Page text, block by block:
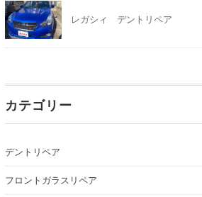
レガシィ デントリペア
カテゴリー
デントリペア
フロントガラスリペア